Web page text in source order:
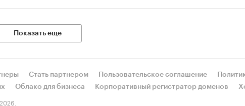
Показать еще
Стать партнером Пользовательское соглашение
Облако для бизнеса Корпоративный регистратор доменов